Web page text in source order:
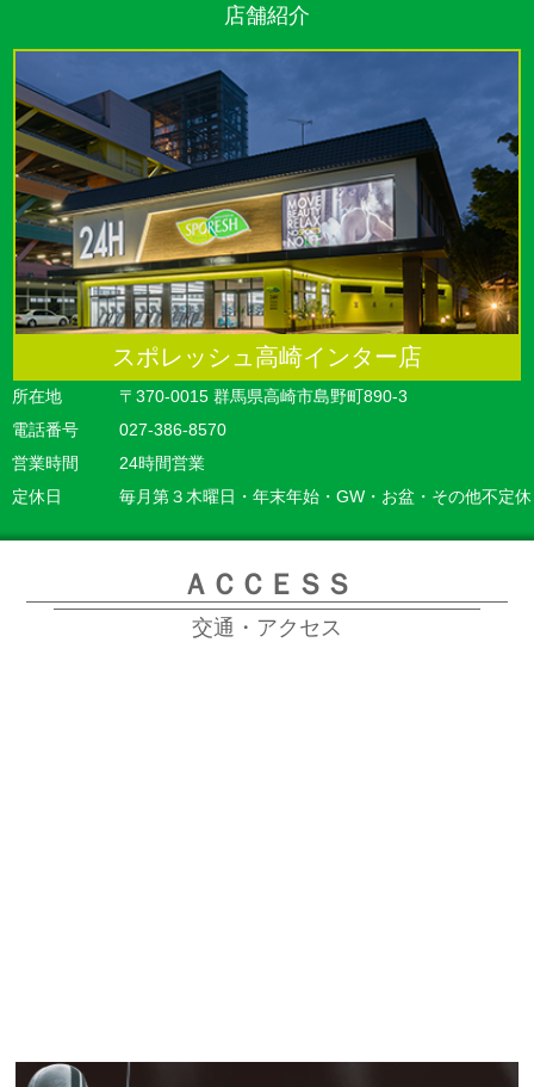
店舗紹介
スポレッシュ高崎インター店
所在地
〒370-0015 群馬県高崎市島野町890-3
電話番号
027-386-8570
営業時間
24時間営業
定休日
毎月第３木曜日・年末年始・GW・お盆・その他不定休
ＡＣＣＥＳＳ
交通・アクセス